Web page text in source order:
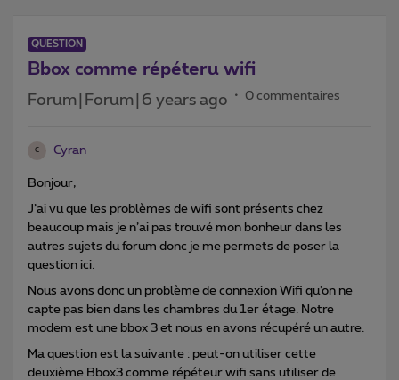
QUESTION
Bbox comme répéteru wifi
Forum|Forum|6 years ago 0 commentaires
C Cyran
Bonjour,
J’ai vu que les problèmes de wifi sont présents chez
beaucoup mais je n’ai pas trouvé mon bonheur dans les
autres sujets du forum donc je me permets de poser la
question ici.
Nous avons donc un problème de connexion Wifi qu’on ne
capte pas bien dans les chambres du 1er étage. Notre
modem est une bbox 3 et nous en avons récupéré un autre.
Ma question est la suivante : peut-on utiliser cette
deuxième Bbox3 comme répéteur wifi sans utiliser de